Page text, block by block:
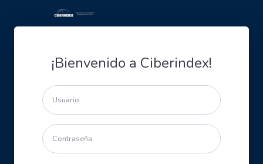
¡Bienvenido a Ciberindex!